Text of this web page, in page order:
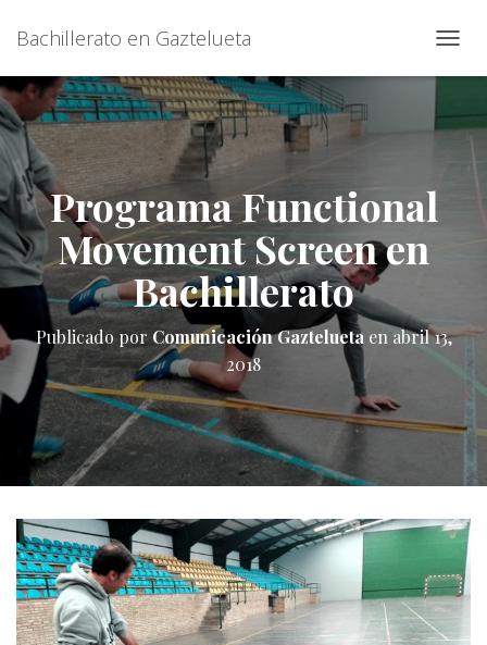
Bachillerato en Gaztelueta
A
A
A
Ó
Programa Functional
Movement Screen en
Bachillerato
Publicado por Comunicación Gaztelueta en abril 13,
2018